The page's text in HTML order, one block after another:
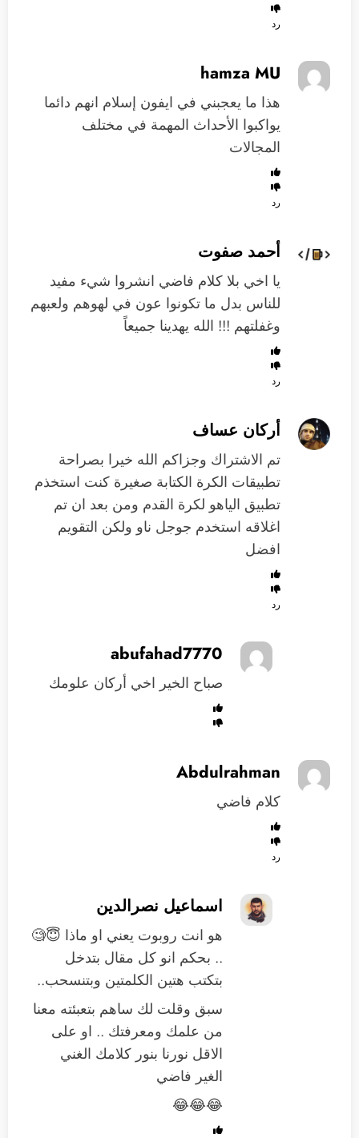
رد
hamza MU
هذا ما يعجبني في ايفون إسلام انهم دائما
يواكبوا الأحداث المهمة في مختلف
المجالات
رد
أحمد صفوت
يا اخي بلا كلام فاضي انشروا شيء مفيد
للناس بدل ما تكونوا عون في لهوهم ولعبهم
وغفلتهم !!! الله يهدينا جميعاً
رد
أركان عساف
تم الاشتراك وجزاكم الله خيرا بصراحة
تطبيقات الكرة الكتابة صغيرة كنت استخذم
تطبيق الياهو لكرة القدم ومن بعد ان تم
اغلاقه استخدم جوجل ناو ولكن التقويم
افضل
رد
abufahad7770
صباح الخير اخي أركان علومك
Abdulrahman
كلام فاضي
رد
اسماعيل نصرالدين
هو انت روبوت يعني او ماذا 😇🧐
.. بحكم انو كل مقال بتدخل
بتكتب هتين الكلمتين وبتنسحب..
سبق وقلت لك ساهم بتعبئته معنا
من علمك ومعرفتك .. او على
الاقل نورنا بنور كلامك الغني
الغير فاضي
😂😂😂